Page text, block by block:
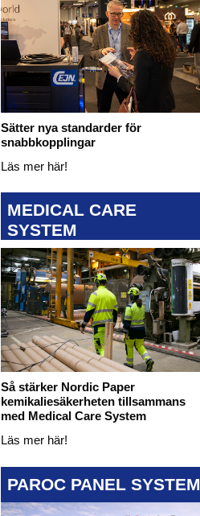
Sätter nya standarder för
snabbkopplingar
Läs mer här!
MEDICAL CARE
SYSTEM
Så stärker Nordic Paper
kemikaliesäkerheten tillsammans
med Medical Care System
Läs mer här!
PAROC PANEL SYSTEM